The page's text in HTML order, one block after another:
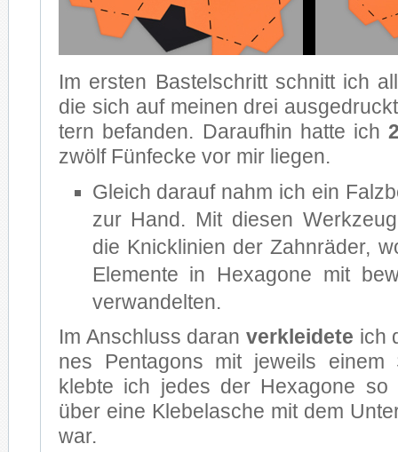
Im ers­ten Bas­tel­schritt schnitt ich
die sich auf mei­nen drei
tern be­fan­den. Dar­auf­hin hat­te ich
zwölf Fünf­ecke vor mir lie­gen.
Gleich dar­auf nahm ich ein
zur Hand. Mit die­sen
die Knick­li­ni­en der Zahn­rä­der,
Ele­men­te in He­xa­go­ne mit
ver­wan­del­ten.
Im An­schluss dar­an ver­klei­de­te ich
nes Pen­ta­gons mit je­weils ei­nem
kleb­te ich je­des der He­xa­go­ne
über eine Kle­be­la­sche mit dem
war.